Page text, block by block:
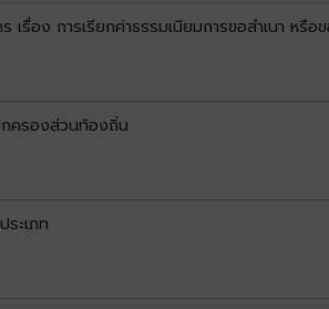
เรื่อง การเรียกค่าธรรมเนียมการขอสำเนา หรื
กครองส่วนท้องถิ่น
ะเภท